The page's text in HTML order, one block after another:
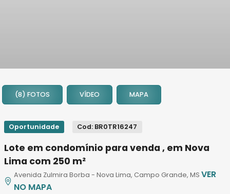
2
3
7
8
(8) FOTOS VÍDEO MAPA
Oportunidade Cod: BR0TR16247
Lote em condomínio para venda , em Nova
Lima com 250 m²
Avenida Zulmira Borba - Nova Lima, Campo Grande, MSVER
NO MAPA